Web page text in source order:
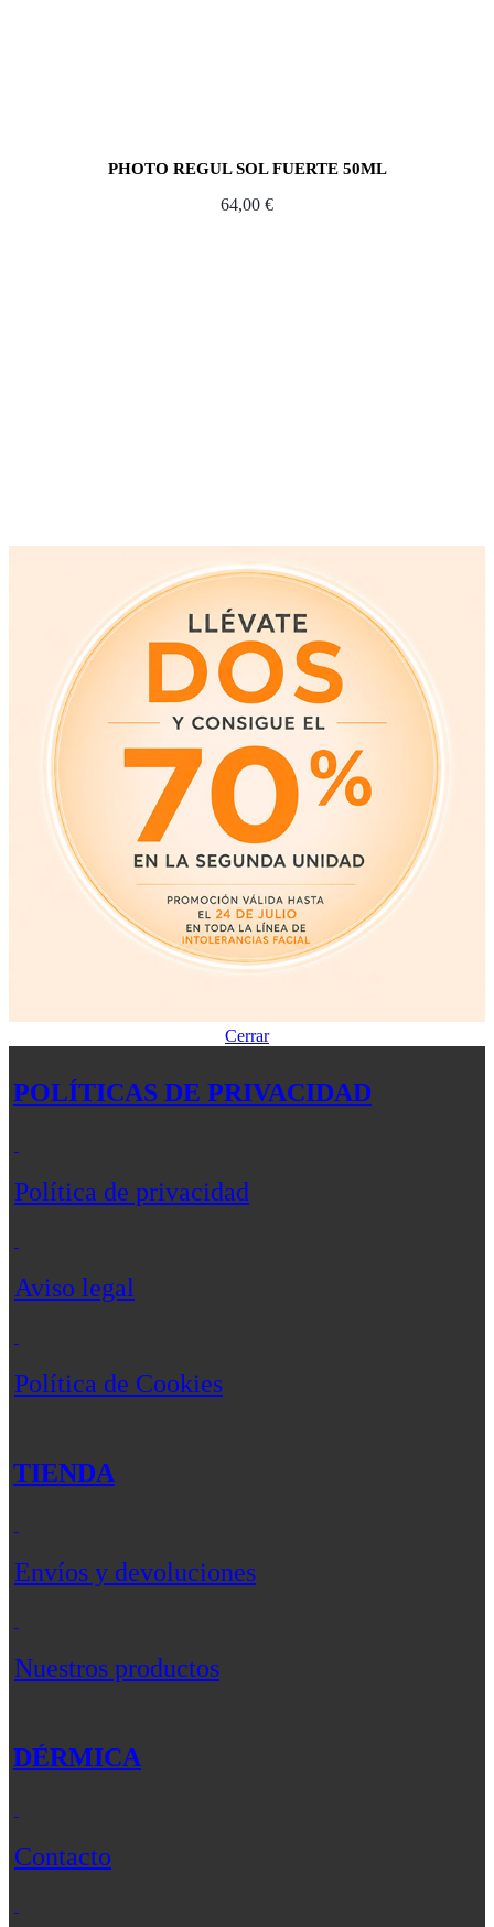
PHOTO REGUL SOL FUERTE 50ML
64,00 €
Cerrar
POLÍTICAS DE PRIVACIDAD
Política de privacidad
Aviso legal
Política de Cookies
TIENDA
Envíos y devoluciones
Nuestros productos
DÉRMICA
Contacto